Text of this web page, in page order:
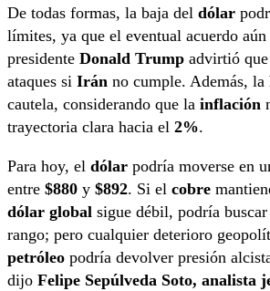
De todas formas, la baja del dólar
límites, ya que el eventual acuerdo
presidente Donald Trump advirtió
ataques si Irán no cumple. Además, la
cautela, considerando que la inflación
trayectoria clara hacia el 2%.
Para hoy, el dólar podría moverse en
entre $880 y $892. Si el cobre
dólar global sigue débil, podría
rango; pero cualquier deterioro
petróleo podría devolver presión
dijo Felipe Sepúlveda Soto, analista